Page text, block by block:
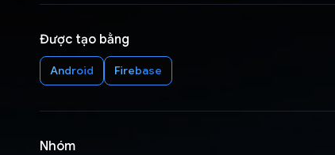
Được tạo bằng
Android Firebase
Nhóm